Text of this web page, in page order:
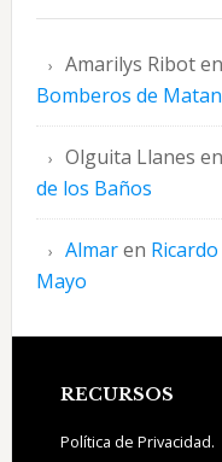
Amarilys Riboten
Bomberos de
Olguita Llanes en
de los Baños
Almaren
Mayo
Footer
RECURSOS
Política de Privacidad.